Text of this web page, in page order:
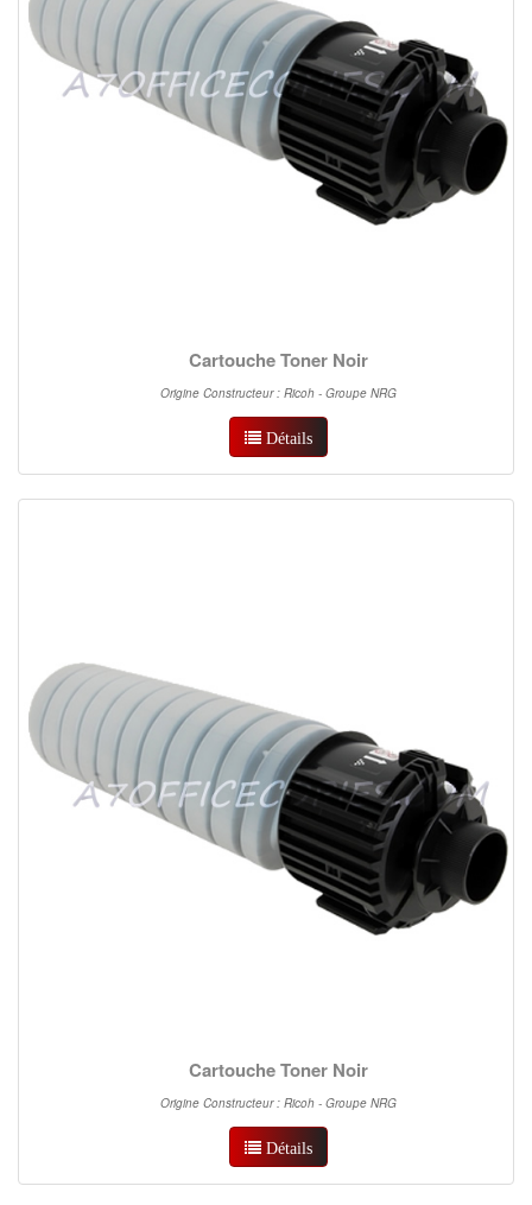
Cartouche Toner Noir
Origine Constructeur : Ricoh - Groupe NRG
Détails
Cartouche Toner Noir
Origine Constructeur : Ricoh - Groupe NRG
Détails